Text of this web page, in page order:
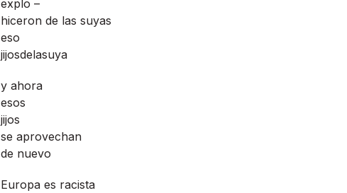
explo –
hiceron de las suyas
eso
jijosdelasuya
y ahora
esos
jijos
se aprovechan
de nuevo
Europa es racista